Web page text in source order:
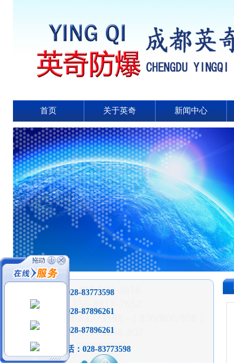
首页 关于英奇 新闻中心
：028-83773598
销售热线：028-87896261
投诉热线：028-87896261
全天免费电话： 028-83773598